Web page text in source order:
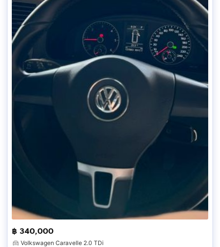
฿ 340,000
Volkswagen Caravelle 2.0 TDi